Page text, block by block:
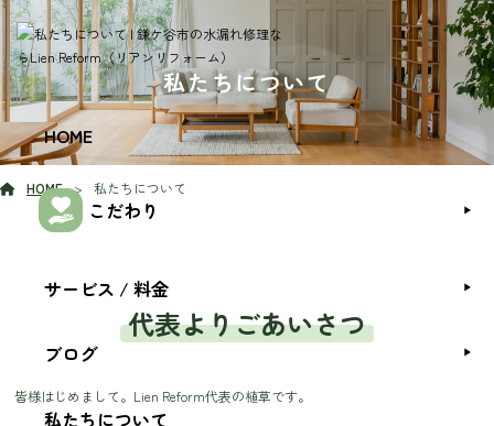
HOME
こだわり
サービス / 料金
ブログ
私たちについて
私たちについて
HOME 私たちについて
代表よりごあいさつ
皆様はじめまして。Lien Reform代表の植草です。